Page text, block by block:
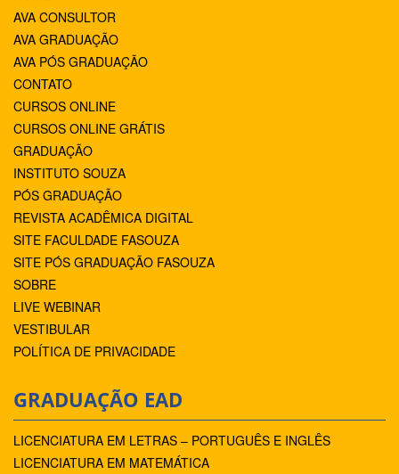
AVA CONSULTOR
AVA GRADUAÇÃO
AVA PÓS GRADUAÇÃO
CONTATO
CURSOS ONLINE
CURSOS ONLINE GRÁTIS
GRADUAÇÃO
INSTITUTO SOUZA
PÓS GRADUAÇÃO
REVISTA ACADÊMICA DIGITAL
SITE FACULDADE FASOUZA
SITE PÓS GRADUAÇÃO FASOUZA
SOBRE
LIVE WEBINAR
VESTIBULAR
POLÍTICA DE PRIVACIDADE
GRADUAÇÃO EAD
LICENCIATURA EM LETRAS – PORTUGUÊS E INGLÊS
LICENCIATURA EM MATEMÁTICA